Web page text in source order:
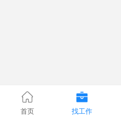
首页 找工作